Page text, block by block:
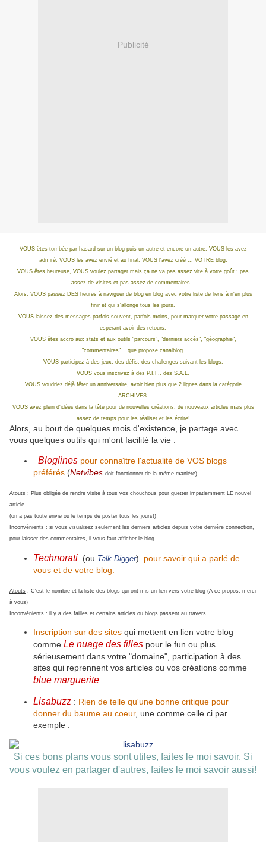
Publicité
VOUS êtes tombée par hasard sur un blog puis un autre et encore un autre. VOUS les avez
admiré, VOUS les avez envié et au final, VOUS l'avez créé ... VOTRE blog.
VOUS êtes heureuse, VOUS voulez partager mais ça ne va pas assez vite à votre goût : pas
assez de visites et pas assez de commentaires...
Alors, VOUS passez DES heures à naviguer de blog en blog avec votre liste de liens à n'en plus
finir et qui s'allonge tous les jours.
VOUS laissez des messages parfois souvent, parfois moins, pour marquer votre passage en
espérant avoir des retours.
VOUS êtes accro aux stats et aux outils "parcours", "derniers accès", "géographie",
"commentaires"... que propose canalblog.
VOUS participez à des jeux, des défis, des challenges suivant les blogs.
VOUS vous inscrivez à des P.I.F., des S.A.L.
VOUS voudriez déjà fêter un anniversaire, avoir bien plus que 2 lignes dans la catégorie
ARCHIVES.
VOUS avez plein d'idéesdans la tête pour de nouvelles créations, de nouveaux articles mais plus
assez de temps pour les réaliser et les écrire!
Alors, au bout de quelques mois d'existence, je partage avec
vous quelques outils qui m'ont facilité la vie :
Bloglines pour connaître l'actualité de VOS blogs
préférés (Netvibes doit fonctionner de la même manière)
Atouts : Plus obligée de rendre visite à tous vos chouchous pour guetter impatiemment LE nouvel
article
(on a pas toute envie ou le temps de poster tous les jours!)
Inconvénients : si vous visualisez seulement les derniers articles depuis votre dernière connection,
pour laisser des commentaires, il vous faut afficher le blog
Technorati (ou Talk Digger) pour savoir qui a parlé de
vous et de votre blog.
Atouts : C'est le nombre et la liste des blogs qui ont mis un lien vers votre blog (A ce propos, merci
à vous)
Inconvénients : il y a des failles et certains articles ou blogs passent au travers
Inscription sur des sites qui mettent en lien votre blog
comme Le nuage des filles pour le fun ou plus
sérieusement dans votre "domaine", participation à des
sites qui reprennent vos articles ou vos créations comme
blue marguerite
Lisabuzz : Rien de telle qu'une bonne critique pour
donner du baume au coeur, une comme celle ci par
exemple :
Si ces bons plans vous sont utiles, faites le moi savoir. Si
vous voulez en partager d'autres, faites le moi savoir aussi!